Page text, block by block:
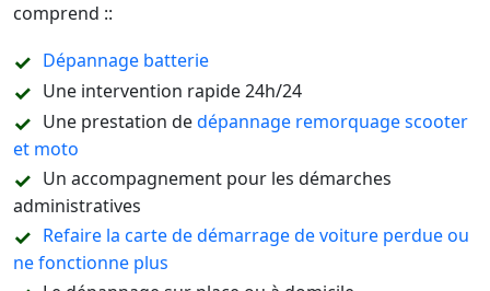
comprend ::
Dépannage batterie
Une intervention rapide 24h/24
Une prestation dedépannage remorquage scooter
et moto
Un accompagnement pour les démarches
administratives
Refaire la carte de démarrage de voiture perdue ou
ne fonctionne plus